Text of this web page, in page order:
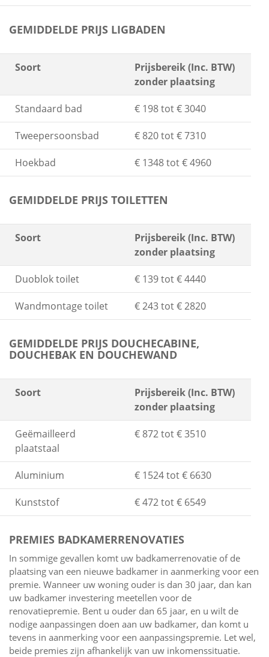
GEMIDDELDE PRIJS LIGBADEN
Soort
Prijsbereik (Inc. BTW)
zonder plaatsing
Standaard bad € 198 tot € 3040
Tweepersoonsbad € 820 tot € 7310
Hoekbad € 1348 tot € 4960
GEMIDDELDE PRIJS TOILETTEN
Soort
Prijsbereik (Inc. BTW)
zonder plaatsing
Duoblok toilet € 139 tot € 4440
Wandmontage toilet € 243 tot € 2820
GEMIDDELDE PRIJS DOUCHECABINE,
DOUCHEBAK EN DOUCHEWAND
Soort
Prijsbereik (Inc. BTW)
zonder plaatsing
Geëmailleerd
plaatstaal
€ 872 tot € 3510
Aluminium € 1524 tot € 6630
Kunststof € 472 tot € 6549
PREMIES BADKAMERRENOVATIES
In sommige gevallen komt uw badkamerrenovatie of de
plaatsing van een nieuwe badkamer in aanmerking voor een
premie. Wanneer uw woning ouder is dan 30 jaar, dan kan
uw badkamer investering meetellen voor de
renovatiepremie. Bent u ouder dan 65 jaar, en u wilt de
nodige aanpassingen doen aan uw badkamer, dan komt u
tevens in aanmerking voor een aanpassingspremie. Let wel,
beide premies zijn afhankelijk van uw inkomenssituatie.